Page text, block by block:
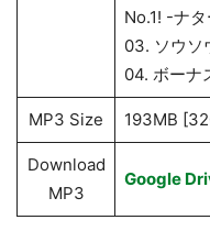
No.1! -ナタ
03. ソウソ
04. ボーナ
MP3 Size 193MB
Download
MP3
Google